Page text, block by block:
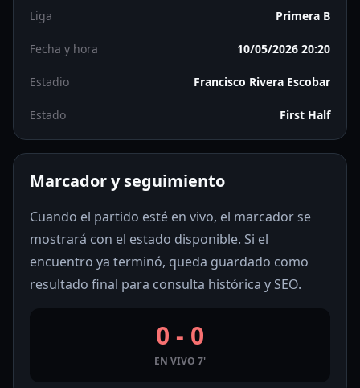
Liga Primera B
Fecha y hora 10/05/2026 20:20
Estadio Francisco Rivera Escobar
Estado First Half
Marcador y seguimiento
Cuando el partido esté en vivo, el marcador se
mostrará con el estado disponible. Si el
encuentro ya terminó, queda guardado como
resultado final para consulta histórica y SEO.
0 - 0
EN VIVO 7'